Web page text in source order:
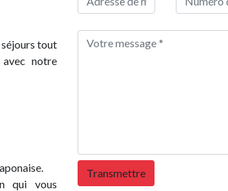
tout
notre
qui vous